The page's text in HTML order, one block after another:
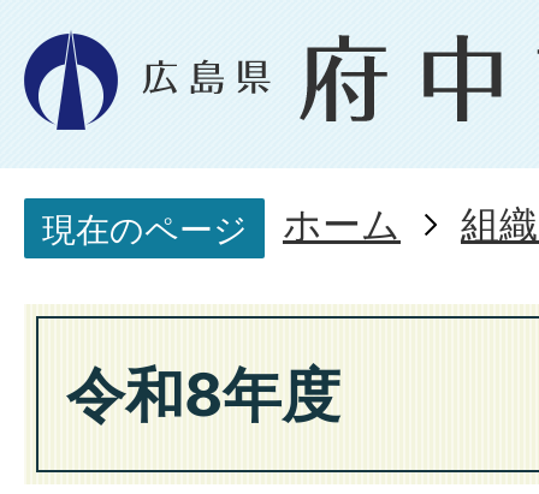
現在のページ ホーム 組
令和8年度